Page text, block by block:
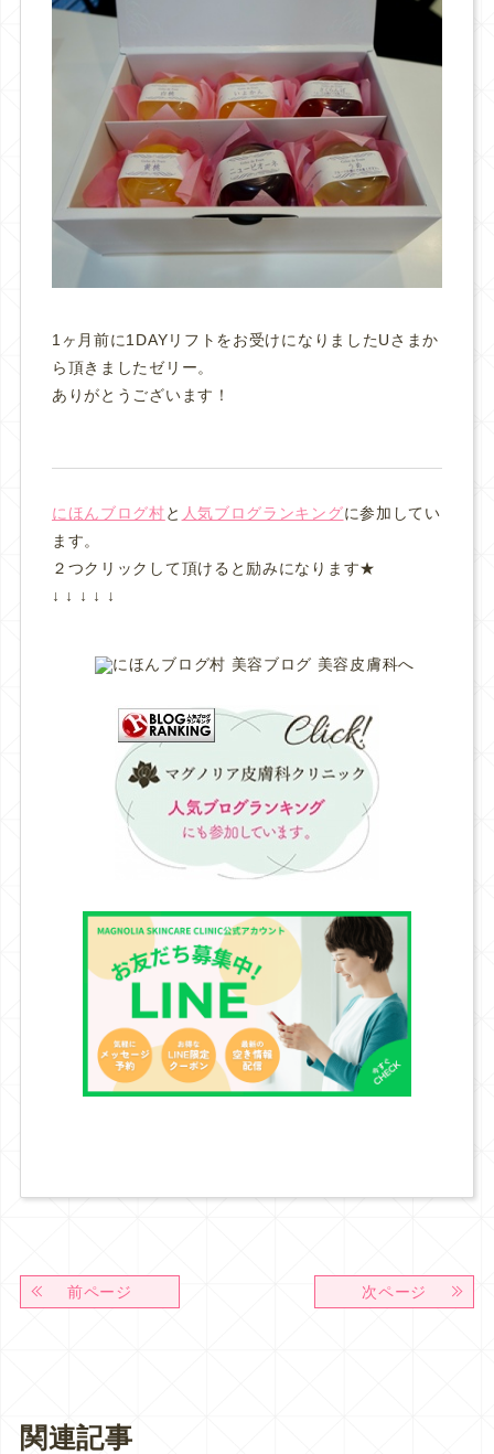
1ヶ月前に1DAYリフトをお受けになりましたUさまか
ら頂きましたゼリー。
ありがとうございます！
にほんブログ村と 人気ブログランキングに参加してい
ます。
２つクリックして頂けると励みになります★
↓ ↓ ↓ ↓ ↓
前ページ 次ページ
関連記事